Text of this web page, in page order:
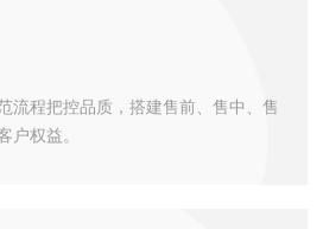
流程把控品质，搭建售前、售中、售
户权益。